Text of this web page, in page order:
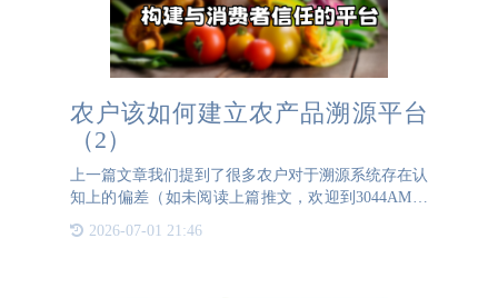
农户该如何建立农产品溯源平台
（2）
上一篇文章我们提到了很多农户对于溯源系统存在认
知上的偏差（如未阅读上篇推文，欢迎到3044AM永
么该如何让消费者在琳琅满目的农产品货架前，在选
2026-07-01 21:46